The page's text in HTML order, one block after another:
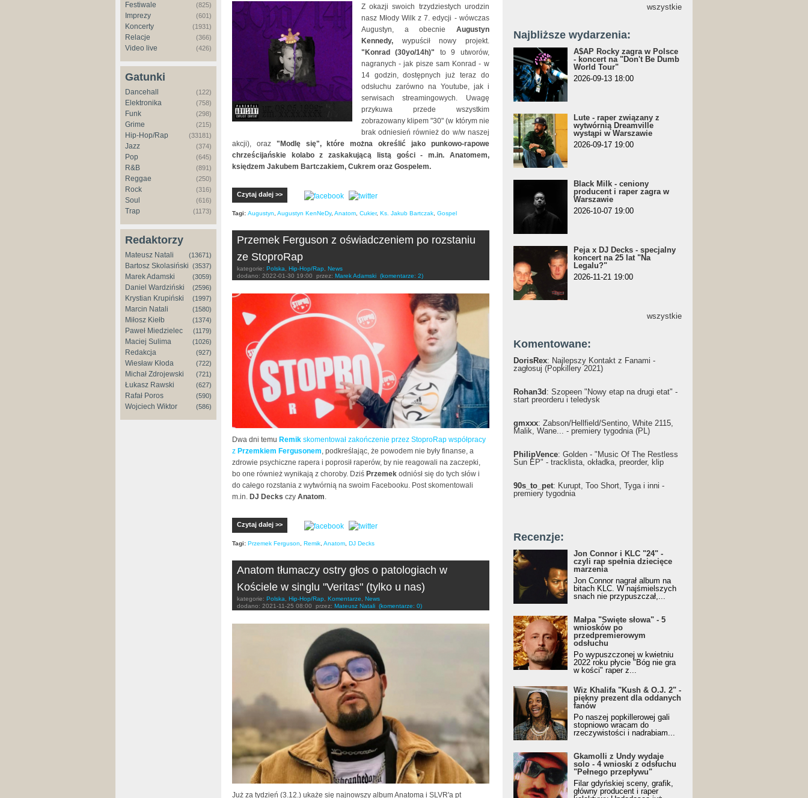
Festiwale (825)
Imprezy (601)
Koncerty (1931)
Relacje (366)
Video live (426)
Gatunki
Dancehall (122)
Elektronika (758)
Funk (298)
Grime (215)
Hip-Hop/Rap (33181)
Jazz (374)
Pop (645)
R&B (891)
Reggae (250)
Rock (316)
Soul (616)
Trap (1173)
Redaktorzy
Mateusz Natali (13671)
Bartosz Skolasiński (3537)
Marek Adamski (3059)
Daniel Wardziński (2596)
Krystian Krupiński (1997)
Marcin Natali (1580)
Miłosz Kiełb (1374)
Paweł Miedzielec (1179)
Maciej Sulima (1026)
Redakcja (927)
Wiesław Kłoda (722)
Michał Zdrojewski (721)
Łukasz Rawski (627)
Rafał Poros (590)
Wojciech Wiktor (586)
Z okazji swoich trzydziestych urodzin
nasz Młody Wilk z 7. edycji - wówczas
Augustyn, a obecnie Augustyn
Kennedy, wypuścił nowy projekt.
"Konrad (30yo/14h)"
to 9 utworów,
nagranych - jak pisze sam Konrad - w
14 godzin, dostępnych już teraz do
odsłuchu zarówno na Youtube, jak i
serwisach streamingowych. Uwagę
przykuwa przede wszystkim
zobrazowany klipem "30" (w którym nie
brak odniesień również do w/w naszej
akcji), oraz "Modlę się", które można określić jako punkowo-rapowe
chrześcijańskie kolabo z zaskakującą listą gości - m.in. Anatomem,
księdzem Jakubem Bartczakiem, Cukrem oraz Gospelem.
Czytaj dalej >>
Tagi: Augustyn Augustyn KenNeDy, Anatom Cukier, Ks. Jakub Bartczak Gospel
Przemek Ferguson z oświadczeniem po rozstaniu
ze StoproRap
kategorie: Polska Hip-Hop/Rap
News
dodano: 2022-01-30 19:00 przez: Marek Adamski (komentarze: 2)
Dwa dni temu Remik skomentował zakończenie przez StoproRap współpracy
z Przemkiem Fergusonem , podkreślając, że powodem nie były finanse, a
zdrowie psychiczne rapera i poprosił raperów, by nie reagowali na zaczepki,
bo one również wynikają z choroby. Dziś Przemek odniósł się do tych słów i
do całego rozstania z wytwórnią na swoim Facebooku. Post skomentowali
m.in. DJ Decks czy Anatom
Czytaj dalej >>
Tagi: Przemek Ferguson Remik Anatom DJ Decks
Anatom tłumaczy ostry głos o patologiach w
Kościele w singlu "Veritas" (tylko u nas)
kategorie: Polska Hip-Hop/Rap Komentarze
News
dodano: 2021-11-25 08:00 przez: Mateusz Natali (komentarze: 0)
Już za tydzień (3.12.) ukaże się najnowszy album Anatoma i SLVR'a pt
wszystkie
Najbliższe wydarzenia:
A$AP Rocky zagra w Polsce
- koncert na "Don't Be Dumb
World Tour"
2026-09-13 18:00
Lute - raper związany z
wytwórnią Dreamville
wystąpi w Warszawie
2026-09-17 19:00
Black Milk - ceniony
producent i raper zagra w
Warszawie
2026-10-07 19:00
Peja x DJ Decks - specjalny
koncert na 25 lat "Na
Legalu?"
2026-11-21 19:00
wszystkie
Komentowane:
DorisRex: Najlepszy Kontakt z Fanami -
zagłosuj (Popkillery 2021)
Rohan3d : Szopeen "Nowy etap na drugi etat" -
start preorderu i teledysk
gmxxx: Żabson/Hellfield/Sentino, White 2115,
Malik, Wane... - premiery tygodnia (PL)
PhilipVence: Golden - "Music Of The Restless
Sun EP" - tracklista, okładka, preorder, klip
90s_to_pet: Kurupt, Too Short, Tyga i inni -
premiery tygodnia
Recenzje:
Jon Connor i KLC "24" -
czyli rap spełnia dziecięce
marzenia
Jon Connor nagrał album na
bitach KLC. W najśmielszych
snach nie przypuszczał,...
Małpa "Święte słowa" - 5
wniosków po
przedpremierowym
odsłuchu
Po wypuszczonej w kwietniu
2022 roku płycie "Bóg nie gra
w kości" raper z...
Wiz Khalifa "Kush & O.J. 2" -
piękny prezent dla oddanych
fanów
Po naszej popkillerowej gali
stopniowo wracam do
rzeczywistości i nadrabiam...
Gkamolli z Undy wydaje
solo - 4 wnioski z odsłuchu
"Pełnego przepływu"
Filar gdyńskiej sceny, grafik,
główny producent i raper